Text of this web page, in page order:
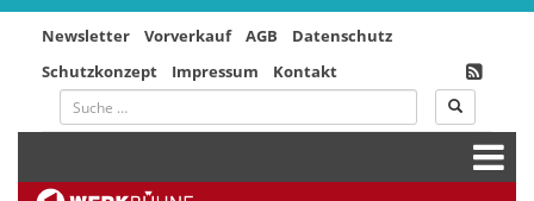
Newsletter Vorverkauf AGB
Datenschutz
Schutzkonzept
Impressum Kontakt